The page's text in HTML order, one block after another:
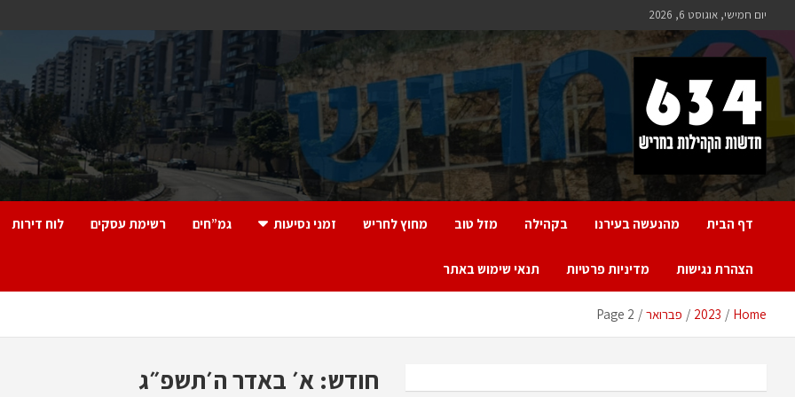
content
יום חמישי, אוגוסט 6, 2026
חריש 634
חדשות הקהילות בחריש
דף הבית מהנעשה בעירנו בקהילה מזל טוב מחוץ לחריש זמני נסיעות גמ”חים רשימת עסקים לוח דירות
הצהרת נגישות מדיניות פרטיות תנאי שימוש באתר
Home
2023 פברואר Page 2
חודש: א׳ באדר ה׳תשפ״ג